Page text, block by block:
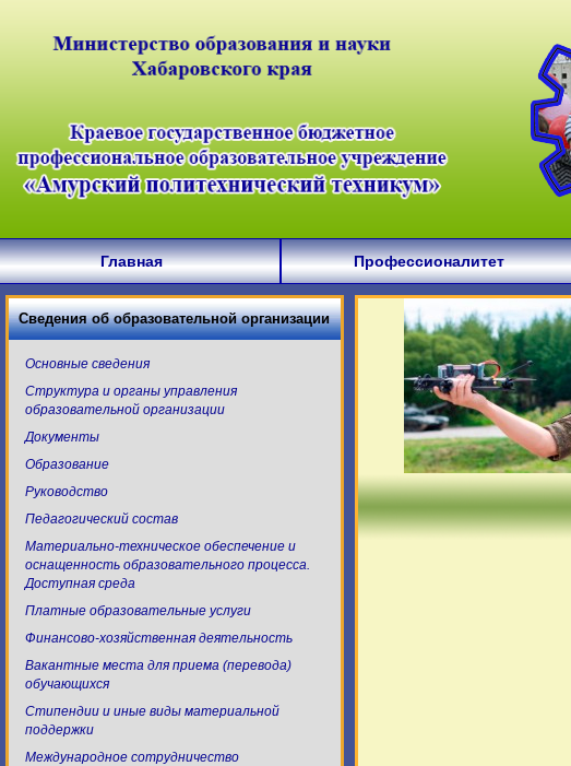
Главная Профессионалитет
Сведения об образовательной организации
Основные сведения
Структура и органы управления
образовательной организации
Документы
Образование
Руководство
Педагогический состав
Материально-техническое обеспечение и
оснащенность образовательного процесса.
Доступная среда
Платные образовательные услуги
Финансово-хозяйственная деятельность
Вакантные места для приема (перевода)
обучающихся
Стипендии и иные виды материальной
поддержки
Международное сотрудничество